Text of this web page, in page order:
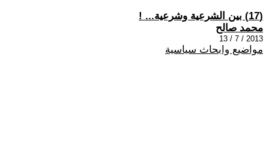
(17) بين الشرعية وشرعية... !
محمد صالح
2013 / 7 / 13
مواضيع وابحاث سياسية